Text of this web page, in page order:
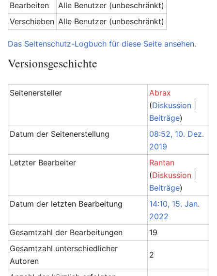
Bearbeiten
Alle Benutzer (unbeschränkt)
Verschieben Alle Benutzer (unbeschränkt)
Das Seitenschutz-Logbuch für diese Seite ansehen.
Versionsgeschichte
Seitenersteller
Abrax
(Diskussion
Beiträge)
Datum der Seitenerstellung
08:52, 10. Dez.
2019
Letzter Bearbeiter
Rantan
(Diskussion
Beiträge)
Datum der letzten Bearbeitung
14:10, 15. Jan.
2022
Gesamtzahl der Bearbeitungen
19
Gesamtzahl unterschiedlicher
Autoren
2